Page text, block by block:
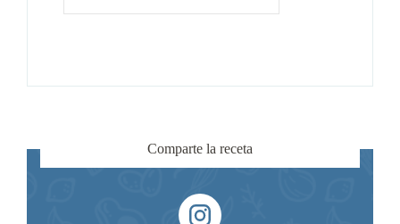
Comparte la receta